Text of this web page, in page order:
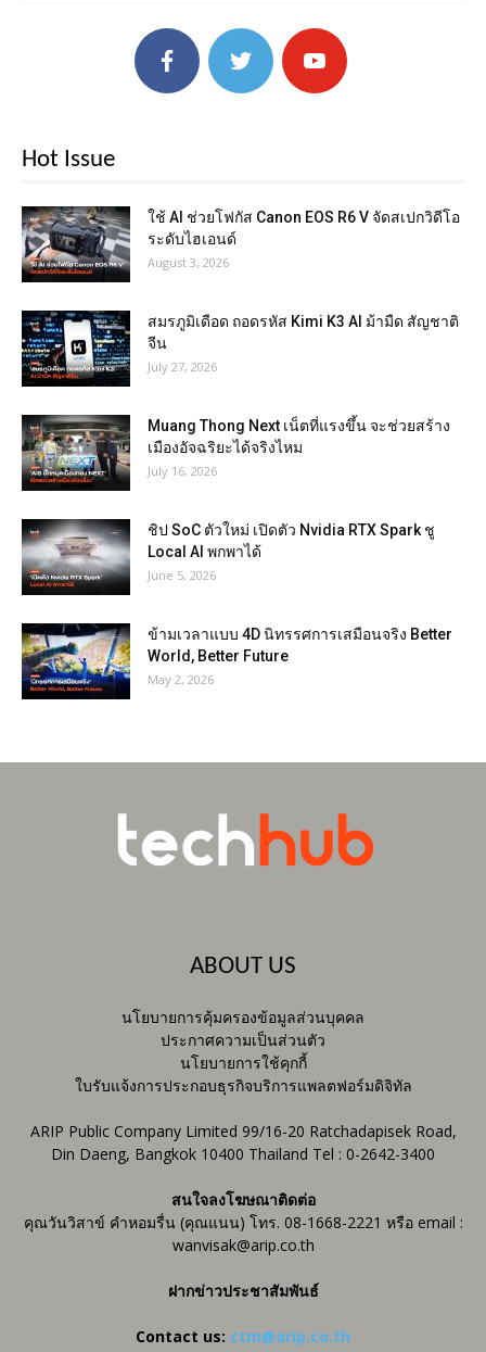
Hot Issue
ใช้ AI ช่วยโฟกัส Canon EOS R6 V จัดสเปกวิดีโอ
ระดับไฮเอนด์
August 3, 2026
สมรภูมิเดือด ถอดรหัส Kimi K3 AI ม้ามืด สัญชาติ
จีน
July 27, 2026
Muang Thong Next เน็ตที่แรงขึ้น จะช่วยสร้าง
เมืองอัจฉริยะได้จริงไหม
July 16, 2026
ชิป SoC ตัวใหม่ เปิดตัว Nvidia RTX Spark ชู
Local AI พกพาได้
June 5, 2026
ข้ามเวลาแบบ 4D นิทรรศการเสมือนจริง Better
World, Better Future
May 2, 2026
ABOUT US
นโยบายการคุ้มครองข้อมูลส่วนบุคคล
ประกาศความเป็นส่วนตัว
นโยบายการใช้คุกกี้
ใบรับแจ้งการประกอบธุรกิจบริการแพลตฟอร์มดิจิทัล
ARIP Public Company Limited 99/16-20 Ratchadapisek Road,
Din Daeng, Bangkok 10400 Thailand Tel : 0-2642-3400
สนใจลงโฆษณาติดต่อ
คุณวันวิสาข์ คำหอมรื่น (คุณแนน) โทร. 08-1668-2221 หรือ email :
wanvisak@arip.co.th
ฝากข่าวประชาสัมพันธ์
Contact us: ctm@arip.co.th